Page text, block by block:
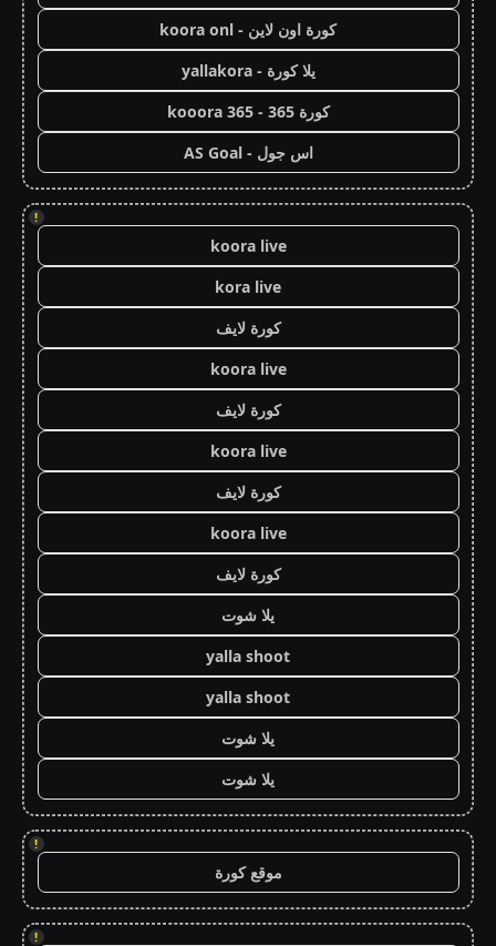
كورة اون لاين - koora onl
يلا كورة - yallakora
كورة 365 - kooora 365
اس جول - AS Goal
!
koora live
kora live
كورة لايف
koora live
كورة لايف
koora live
كورة لايف
koora live
كورة لايف
يلا شوت
yalla shoot
yalla shoot
يلا شوت
يلا شوت
!
موقع كورة
!